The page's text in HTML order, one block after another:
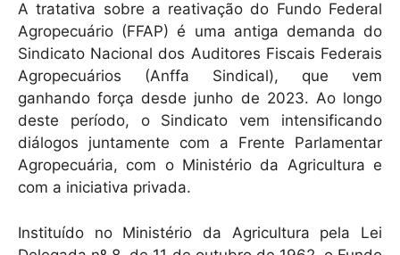
at
s
A
p
p
c
e
o
o
k
ai
l
A tratativa sobre a reativação do Fundo Federal
Agropecuário (FFAP) é uma antiga demanda do
Sindicato Nacional dos Auditores Fiscais Federais
Agropecuários (Anffa Sindical), que vem
ganhando força desde junho de 2023. Ao longo
deste período, o Sindicato vem intensificando
diálogos juntamente com a Frente Parlamentar
Agropecuária, com o Ministério da Agricultura e
com a iniciativa privada.
Instituído no Ministério da Agricultura pela Lei